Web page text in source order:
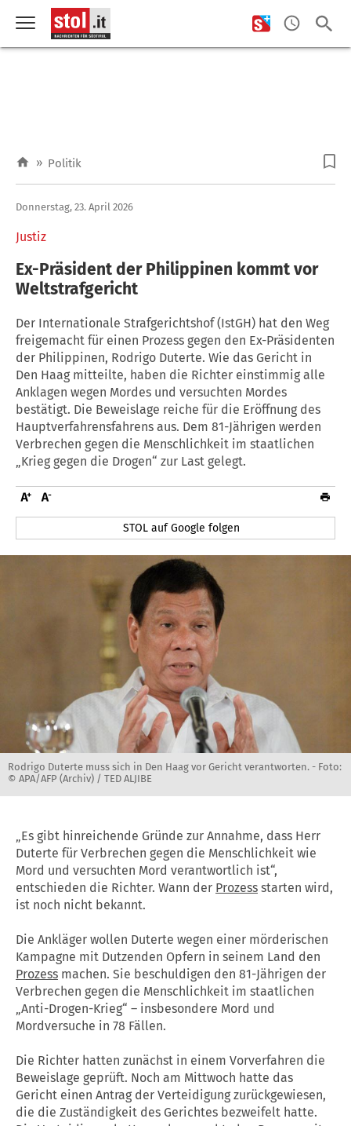
» Politik
Justiz
Donnerstag, 23. April 2026
Ex-Präsident der Philippinen kommt vor
Weltstrafgericht
Der Internationale Strafgerichtshof (IstGH) hat den Weg
freigemacht für einen Prozess gegen den Ex-Präsidenten
der Philippinen, Rodrigo Duterte. Wie das Gericht in
Den Haag mitteilte, haben die Richter einstimmig alle
Anklagen wegen Mordes und versuchten Mordes
bestätigt. Die Beweislage reiche für die Eröffnung des
Hauptverfahrensfahrens aus. Dem 81-Jährigen werden
Verbrechen gegen die Menschlichkeit im staatlichen
„Krieg gegen die Drogen“ zur Last gelegt.
STOL auf Google folgen
Rodrigo Duterte muss sich in Den Haag vor Gericht verantworten. - Foto:
© APA/AFP (Archiv) / TED ALJIBE
„Es gibt hinreichende Gründe zur Annahme, dass Herr
Duterte für Verbrechen gegen die Menschlichkeit wie
Mord und versuchten Mord verantwortlich ist“,
entschieden die Richter. Wann der Prozess starten wird,
ist noch nicht bekannt.
Die Ankläger wollen Duterte wegen einer mörderischen
Kampagne mit Dutzenden Opfern in seinem Land den
Prozess machen. Sie beschuldigen den 81-Jährigen der
Verbrechen gegen die Menschlichkeit im staatlichen
„Anti-Drogen-Krieg“ – insbesondere Mord und
Mordversuche in 78 Fällen.
Die Richter hatten zunächst in einem Vorverfahren die
Beweislage geprüft. Noch am Mittwoch hatte das
Gericht einen Antrag der Verteidigung zurückgewiesen,
die die Zuständigkeit des Gerichtes bezweifelt hatte.